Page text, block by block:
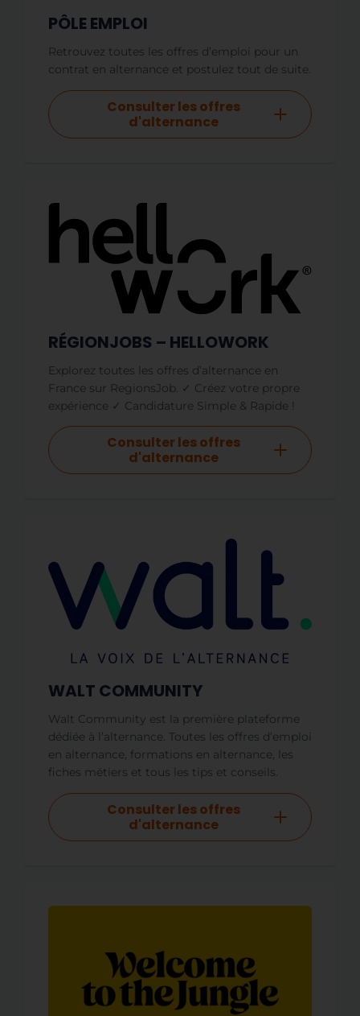
PÔLE EMPLOI
Retrouvez toutes les offres d’emploi pour un
contrat en alternance et postulez tout de suite.
Consulter les offres
d'alternance
RÉGIONJOBS – HELLOWORK
Explorez toutes les offres d’alternance en
France sur RegionsJob. ✓ Créez votre propre
expérience ✓ Candidature Simple & Rapide !
Consulter les offres
d'alternance
WALT COMMUNITY
Walt Community est la première plateforme
dédiée à l’alternance. Toutes les offres d’emploi
en alternance, formations en alternance, les
fiches métiers et tous les tips et conseils.
Consulter les offres
d'alternance